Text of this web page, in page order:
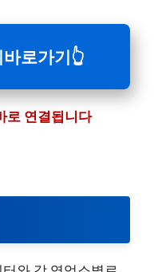
로가기👆
로 연결됩니다